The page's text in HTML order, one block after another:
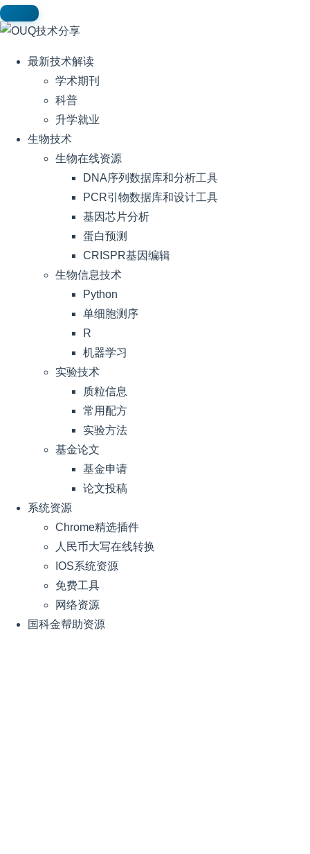
最新技术解读
学术期刊
科普
升学就业
生物技术
生物在线资源
DNA序列数据库和分析工具
PCR引物数据库和设计工具
基因芯片分析
蛋白预测
CRISPR基因编辑
生物信息技术
Python
单细胞测序
R
机器学习
实验技术
质粒信息
常用配方
实验方法
基金论文
基金申请
论文投稿
系统资源
Chrome精选插件
人民币大写在线转换
IOS系统资源
免费工具
网络资源
国科金帮助资源